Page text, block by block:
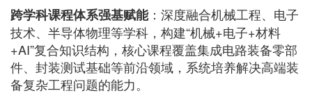
跨学科课程体系强基赋能：深度融合机械工程、电子
技术、半导体物理等学科，构建“机械+电子+材料
+AI”复合知识结构，核心课程覆盖集成电路装备零部
件、封装测试基础等前沿领域，系统培养解决高端装
备复杂工程问题的能力。